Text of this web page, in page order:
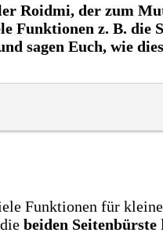
Roidmi, der zum
Funktionen z. B.
sagen Euch, wie
Funktionen für
beiden Seitenbürste